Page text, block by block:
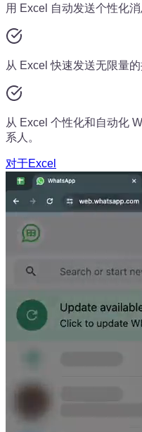
用 Excel 自动发送个性化
从 Excel 快速发送无限量
从 Excel 个性化和自动化
系人。
对于Excel